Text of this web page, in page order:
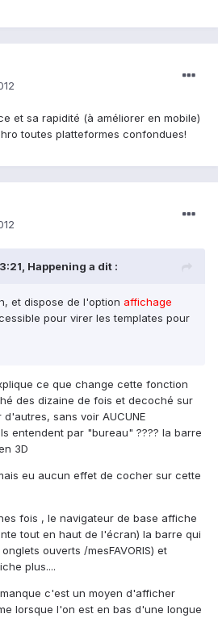
et sa rapidité (à améliorer en mobile)
toutes platteformes confondues!
Happening a dit :
et dispose de l'option affichage
pour virer les templates pour
ce que change cette fonction
des dizaine de fois et decoché sur
sans voir AUCUNE
entendent par "bureau" ???? la barre
3D
eu aucun effet de cocher sur cette
fois , le navigateur de base affiche
tout en haut de l'écran) la barre qui
ouverts /mesFAVORIS) et
plus....
c'est un moyen d'afficher
lorsque l'on est en bas d'une longue